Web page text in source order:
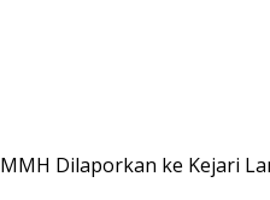
MMH Dilaporkan ke Kejari